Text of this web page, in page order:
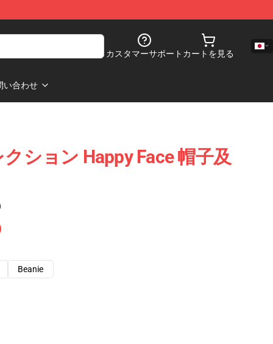
カスタマーサポート カートを見る
い合わせ
クション Happy Face 帽子及
Beanie